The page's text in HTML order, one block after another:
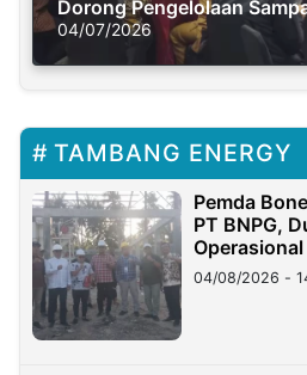
Dorong Pengelolaan
Solusi Krisis Iklim
04/07/2026
TAMBANG ENERGY
Pemda
PT BNPG,
04/08/2026 -